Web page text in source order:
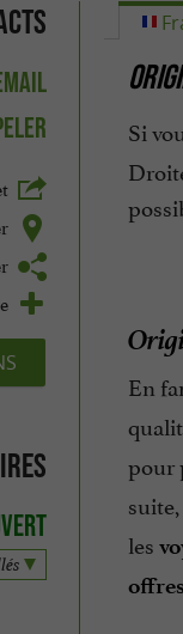
Si
En
pour
les